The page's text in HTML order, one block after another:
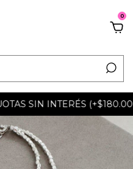
0
SIN INTERÉS